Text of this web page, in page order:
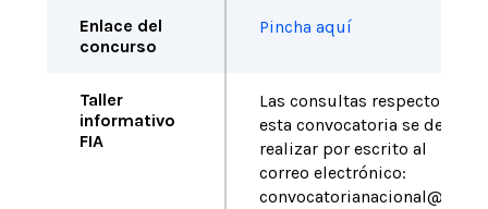
Enlace del
concurso
Pincha aquí
Taller
informativo
FIA
Las consultas respecto a
esta convocatoria se deben
realizar por escrito al
correo electrónico:
convocatorianacional@fia.cl